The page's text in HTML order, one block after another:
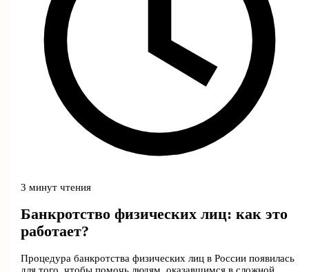
3 минут чтения
Банкротство физических лиц: как это
работает?
Процедура банкротства физических лиц в России появилась